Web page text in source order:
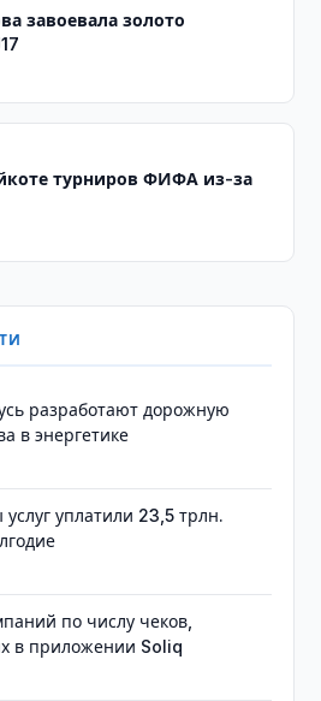
завоевала золото
турниров ФИФА из-за
разработают дорожную
в энергетике
уплатили 23,5 трлн.
по числу чеков,
в приложении Soliq